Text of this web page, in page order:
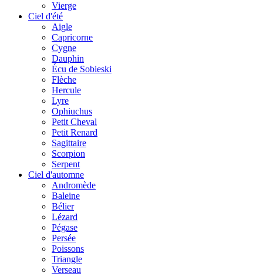
Vierge
Ciel d'été
Aigle
Capricorne
Cygne
Dauphin
Écu de Sobieski
Flèche
Hercule
Lyre
Ophiuchus
Petit Cheval
Petit Renard
Sagittaire
Scorpion
Serpent
Ciel d'automne
Andromède
Baleine
Bélier
Lézard
Pégase
Persée
Poissons
Triangle
Verseau